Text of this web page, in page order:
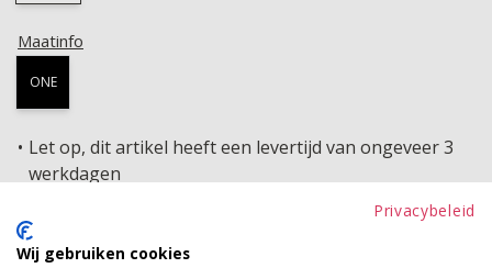
Maatinfo
ONE
Let op, dit artikel heeft een levertijd van ongeveer 3
werkdagen
Privacybeleid
Wij gebruiken cookies